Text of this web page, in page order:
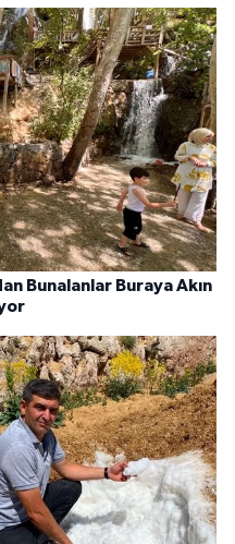
Bunalanlar Buraya Akın